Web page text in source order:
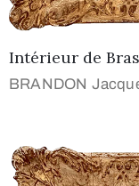
Intérieur de
BRANDON